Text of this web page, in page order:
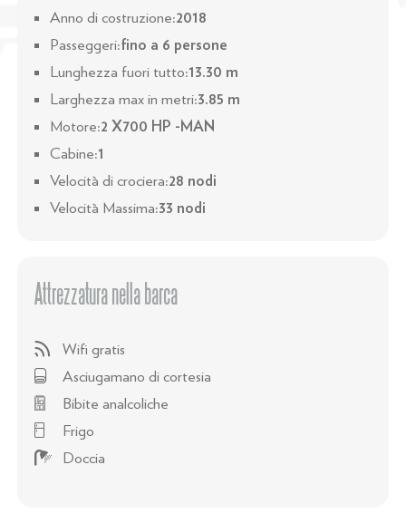
Anno di costruzione:2018
Passeggeri:fino a 6 persone
Lunghezza fuori tutto:13.30 m
Larghezza max in metri:3.85 m
Motore:2 X700 HP -MAN
Cabine:1
Velocità di crociera:28 nodi
Velocità Massima:33 nodi
Attrezzatura nella barca
 Wifi gratis
 Asciugamano di cortesia
 Bibite analcoliche
 Frigo
 Doccia